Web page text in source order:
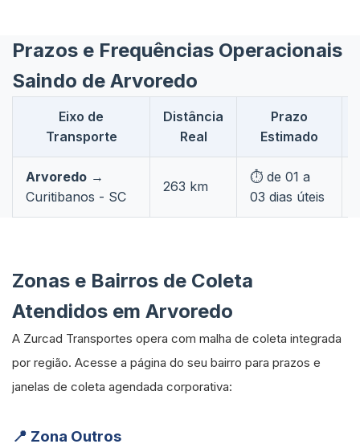
Prazos e Frequências Operacionais
Saindo de Arvoredo
Eixo de
Transporte
Distância
Real
Prazo
Estimado
Arvoredo →
Curitibanos - SC
263 km
⏱️ de 01 a
03 dias úteis
Zonas e Bairros de Coleta
Atendidos em Arvoredo
A Zurcad Transportes opera com malha de coleta integrada
por região. Acesse a página do seu bairro para prazos e
janelas de coleta agendada corporativa:
📍 Zona Outros